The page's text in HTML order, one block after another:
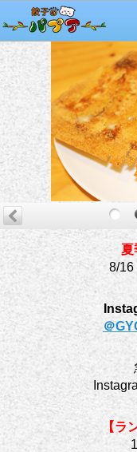
夏
8/16
＠
【ラ